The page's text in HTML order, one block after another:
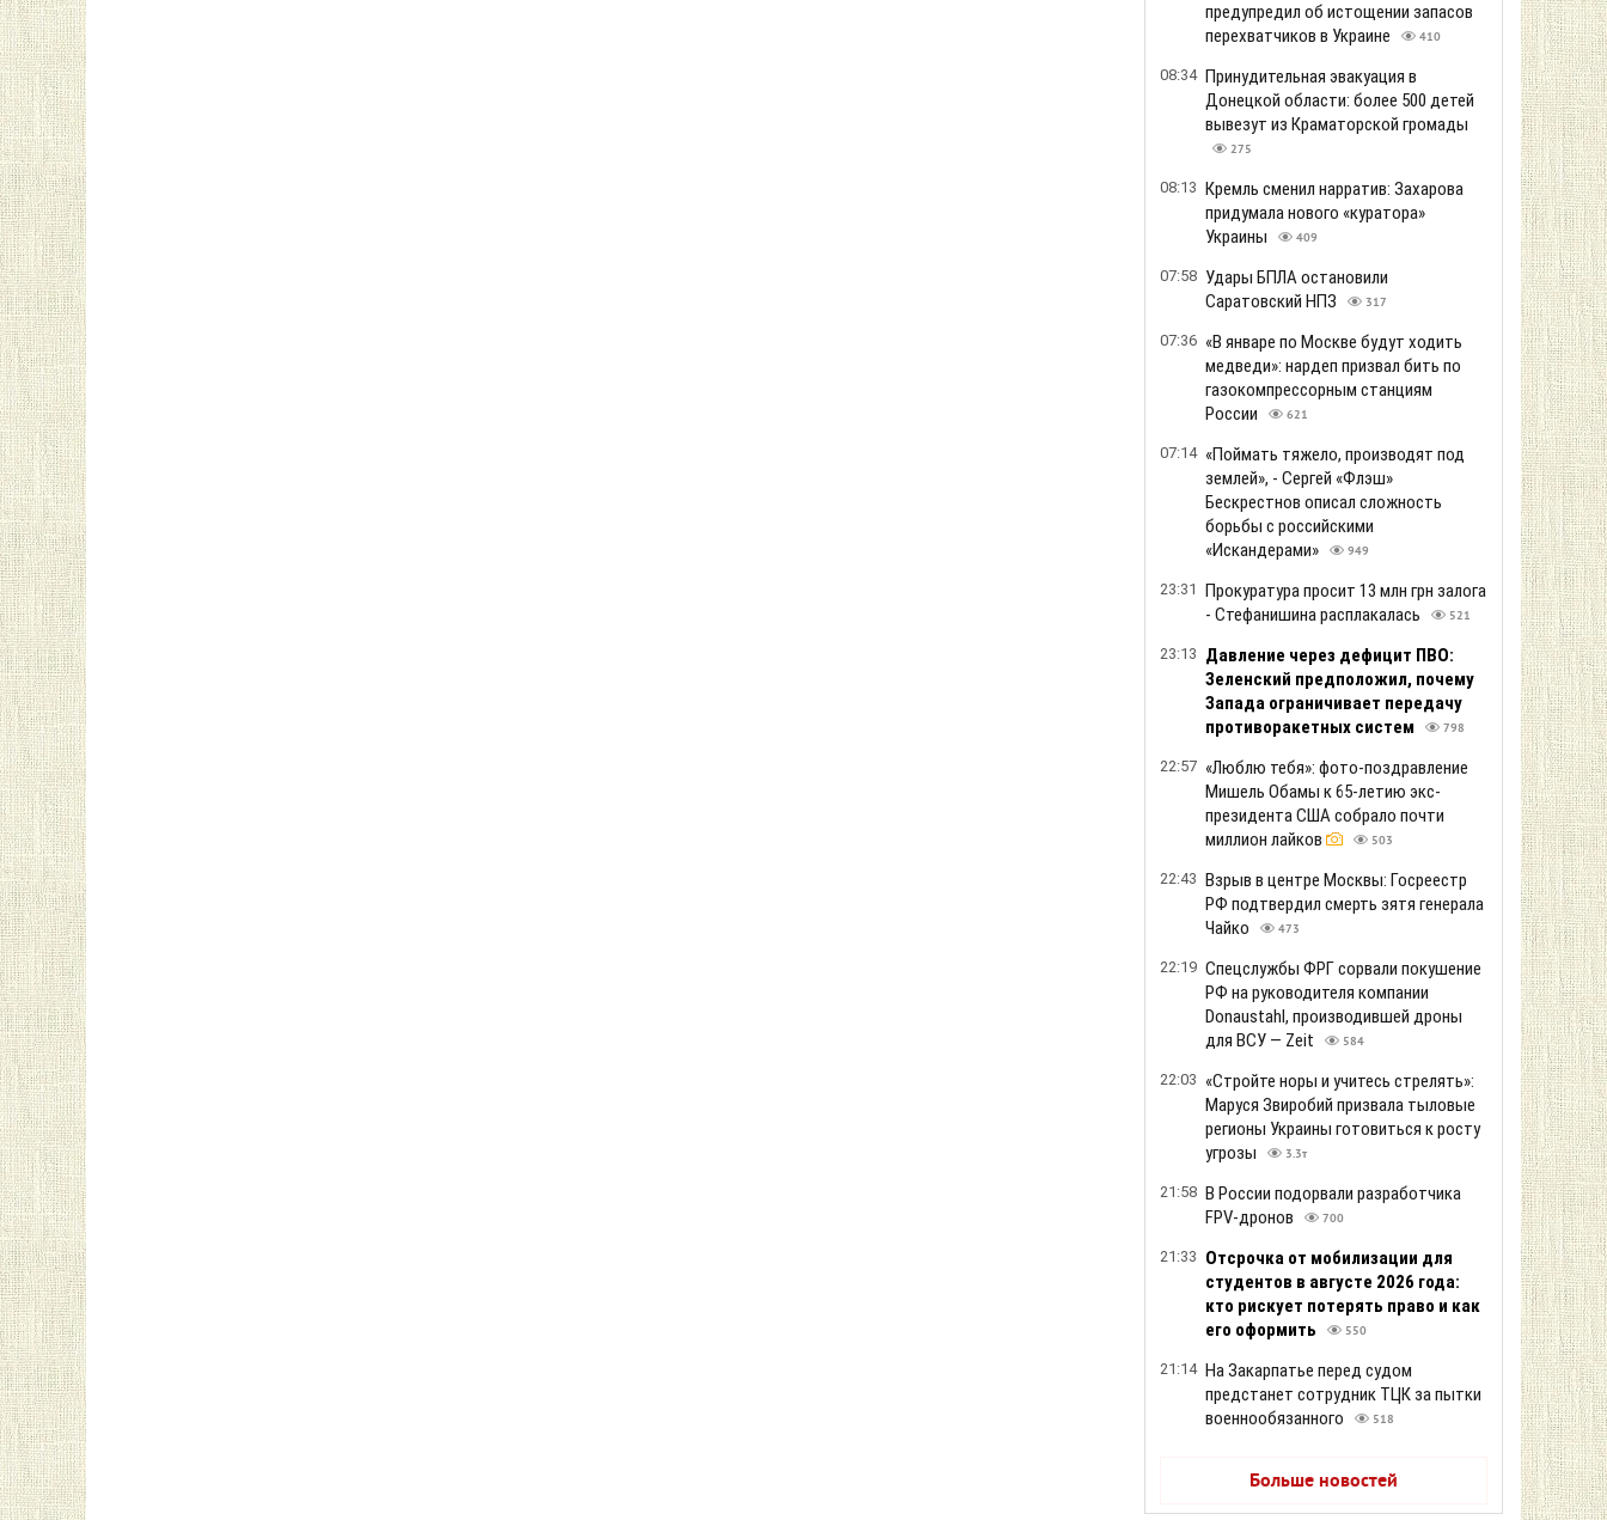
предупредил об истощении запасов
перехватчиков в Украине
410
08:34 Принудительная эвакуация в
Донецкой области: более 500 детей
вывезут из Краматорской громады
275
08:13 Кремль сменил нарратив: Захарова
придумала нового «куратора»
Украины
409
07:58 Удары БПЛА остановили
Саратовский НПЗ
317
07:36 «В январе по Москве будут ходить
медведи»: нардеп призвал бить по
газокомпрессорным станциям
России
621
07:14 «Поймать тяжело, производят под
землей», - Сергей «Флэш»
Бескрестнов описал сложность
борьбы с российскими
«Искандерами»
949
23:31 Прокуратура просит 13 млн грн залога
- Стефанишина расплакалась
521
23:13 Давление через дефицит ПВО:
Зеленский предположил, почему
Запада ограничивает передачу
противоракетных систем
798
22:57 «Люблю тебя»: фото-поздравление
Мишель Обамы к 65-летию экс-
президента США собрало почти
миллион лайков
503
22:43 Взрыв в центре Москвы: Госреестр
РФ подтвердил смерть зятя генерала
Чайко
473
22:19 Спецслужбы ФРГ сорвали покушение
РФ на руководителя компании
Donaustahl, производившей дроны
для ВСУ — Zeit
584
22:03 «Стройте норы и учитесь стрелять»:
Маруся Звиробий призвала тыловые
регионы Украины готовиться к росту
угрозы
3.3т
21:58 В России подорвали разработчика
FPV-дронов
700
21:33 Отсрочка от мобилизации для
студентов в августе 2026 года:
кто рискует потерять право и как
его оформить
550
21:14 На Закарпатье перед судом
предстанет сотрудник ТЦК за пытки
военнообязанного
518
Больше новостей